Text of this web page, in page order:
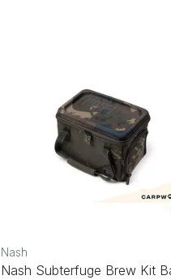
Nash
Nash Subterfuge Brew Kit